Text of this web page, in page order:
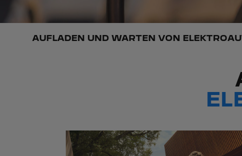
AUFLADEN UND WARTEN VON